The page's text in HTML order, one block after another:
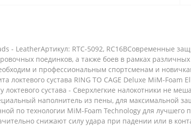
- LeatherАртикул: RTC-5092, RC16BСовременные
поединков, а также боев в рамках
и профессиональным спортсменам и
сустава RING TO CAGE Deluxe MiM-Foam
сустава - Сверхлегкие налокотники не
наполнитель из пены, для максимальной
по технологии MiM-Foam Technology для лучшего
снижают силу удара при падении или в